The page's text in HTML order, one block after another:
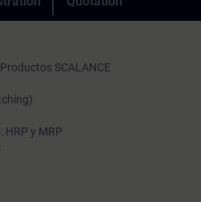
SCALANCE
HRP y MRP